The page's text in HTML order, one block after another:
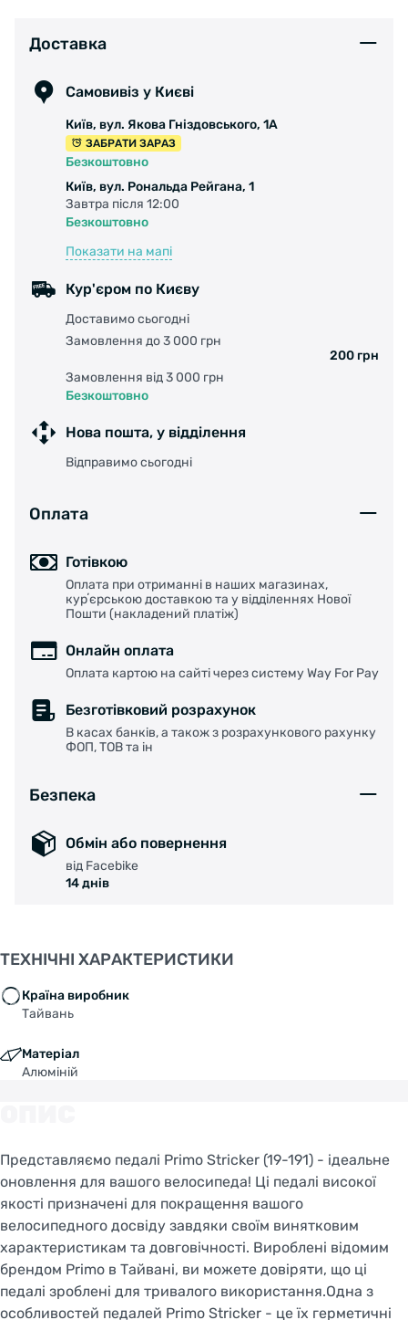
Доставка
Самовивіз у Києві
Київ, вул. Якова Гніздовського, 1А
ЗАБРАТИ ЗАРАЗ
Безкоштовно
Київ, вул. Рональда Рейгана, 1
Завтра після 12:00
Безкоштовно
Показати на мапі
Кур'єром по Києву
Доставимо сьогодні
Замовлення до 3 000 грн
200 грн
Замовлення від 3 000 грн
Безкоштовно
Нова пошта, у відділення
Відправимо сьогодні
Оплата
Готівкою
Оплата при отриманні в наших магазинах,
курʼєрською доставкою та у відділеннях Нової
Пошти (накладений платіж)
Онлайн оплата
Оплата картою на сайті через систему Way For Pay
Безготівковий розрахунок
В касах банків, а також з розрахункового рахунку
ФОП, ТОВ та ін
Безпека
Обмін або повернення
від Facebike
14 днів
ТЕХНІЧНІ ХАРАКТЕРИСТИКИ
Країна виробник
Тайвань
Матеріал
Алюміній
Представляємо педалі Primo Stricker (19-191) - ідеальне
оновлення для вашого велосипеда! Ці педалі високої
якості призначені для покращення вашого
велосипедного досвіду завдяки своїм винятковим
характеристикам та довговічності. Вироблені відомим
брендом Primo в Тайвані, ви можете довіряти, що ці
педалі зроблені для тривалого використання.Одна з
особливостей педалей Primo Stricker - це їх герметичні